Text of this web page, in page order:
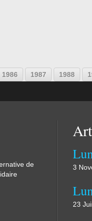
1986 1987 1988
de
3
23